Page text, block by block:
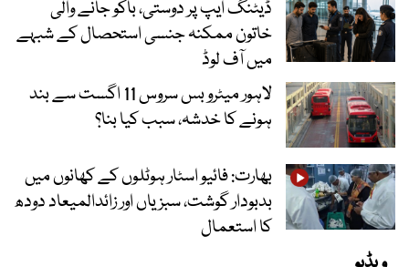
ڈیٹنگ ایپ پر دوستی، باکو جانے والی
خاتون ممکنہ جنسی استحصال کے شبہے
میں آف لوڈ
لاہور میٹرو بس سروس 11 اگست سے بند
ہونے کا خدشہ، سبب کیا بنا؟
بھارت: فائیو اسٹار ہوٹلوں کے کھانوں میں
بدبودار گوشت، سبزیاں اور زائدالمیعاد دودھ
کا استعمال